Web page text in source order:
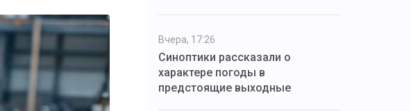
Вчера, 17:26
Синоптики рассказали о
характере погоды в
предстоящие выходные